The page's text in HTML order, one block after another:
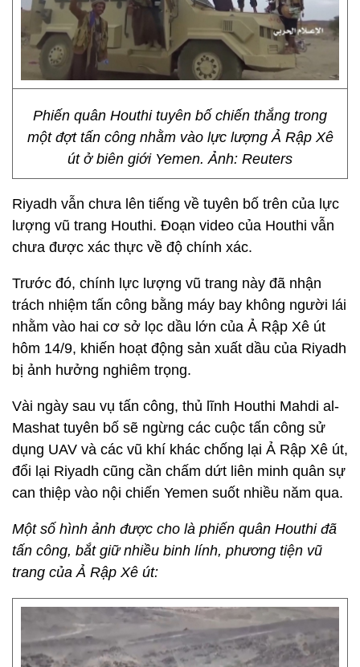
Phiến quân Houthi tuyên bố chiến thắng trong
một đợt tấn công nhằm vào lực lượng Ả Rập Xê
út ở biên giới Yemen. Ảnh: Reuters
Riyadh vẫn chưa lên tiếng về tuyên bố trên của lực
lượng vũ trang Houthi. Đoạn video của Houthi vẫn
chưa được xác thực về độ chính xác.
Trước đó, chính lực lượng vũ trang này đã nhận
trách nhiệm tấn công bằng máy bay không người lái
nhằm vào hai cơ sở lọc dầu lớn của Ả Rập Xê út
hôm 14/9, khiến hoạt động sản xuất dầu của Riyadh
bị ảnh hưởng nghiêm trọng.
Vài ngày sau vụ tấn công, thủ lĩnh Houthi Mahdi al-
Mashat tuyên bố sẽ ngừng các cuộc tấn công sử
dụng UAV và các vũ khí khác chống lại Ả Rập Xê út,
đổi lại Riyadh cũng cần chấm dứt liên minh quân sự
can thiệp vào nội chiến Yemen suốt nhiều năm qua.
Một số hình ảnh được cho là phiến quân Houthi đã
tấn công, bắt giữ nhiều binh lính, phương tiện vũ
trang của Ả Rập Xê út: